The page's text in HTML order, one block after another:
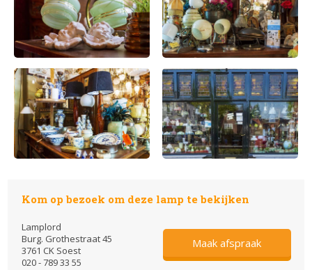
Kom op bezoek om deze lamp te bekijken
Lamplord
Burg. Grothestraat 45
3761 CK Soest
020 - 789 33 55
Maak afspraak